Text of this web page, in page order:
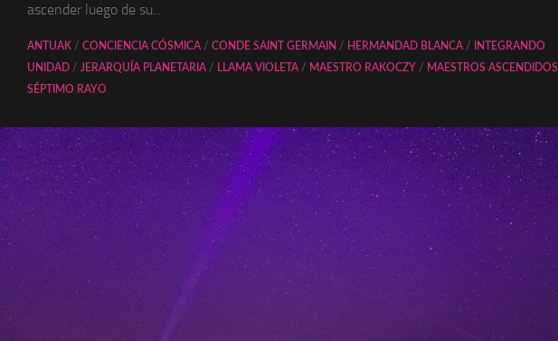
ascender luego de su...
ANTUAK / CONCIENCIA CÓSMICA / CONDE SAINT GERMAIN / HERMANDAD BLANCA /
INTEGRANDO
UNIDAD / JERARQUÍA PLANETARIA / LLAMA VIOLETA / MAESTRO RAKOCZY / MAESTROS ASCENDIDOS
SÉPTIMO RAYO